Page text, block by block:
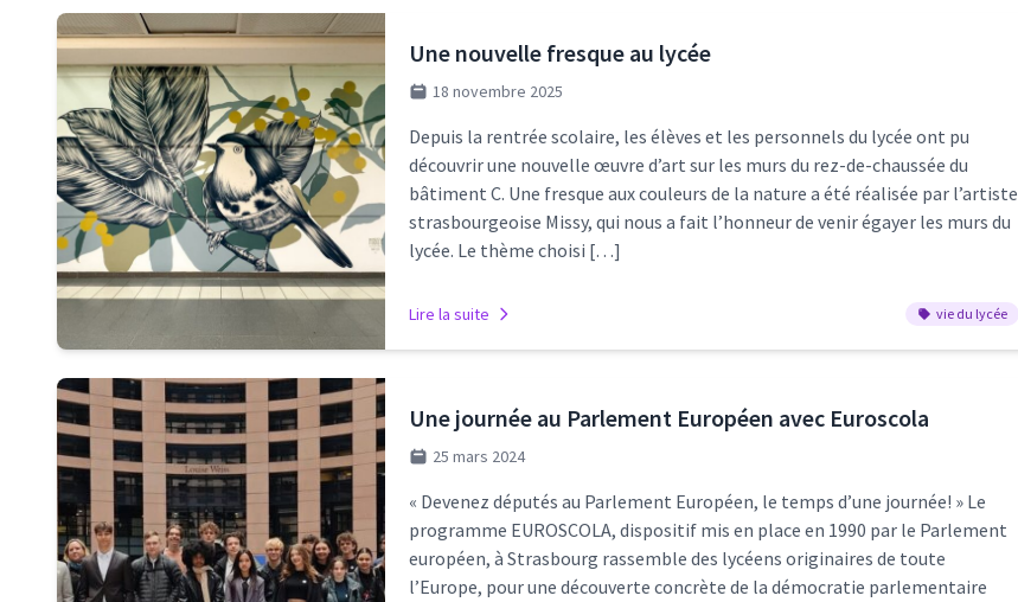
Une nouvelle fresque au lycée
18 novembre 2025
Depuis la rentrée scolaire, les élèves et les personnels du lycée ont pu
découvrir une nouvelle œuvre d’art sur les murs du rez-de-chaussée du
bâtiment C. Une fresque aux couleurs de la nature a été réalisée par l’artiste
strasbourgeoise Missy, qui nous a fait l’honneur de venir égayer les murs du
lycée. Le thème choisi […]
Lire la suite vie du lycée
Une journée au Parlement Européen avec Euroscola
25 mars 2024
« Devenez députés au Parlement Européen, le temps d’une journée! » Le
programme EUROSCOLA, dispositif mis en place en 1990 par le Parlement
européen, à Strasbourg rassemble des lycéens originaires de toute
l’Europe, pour une découverte concrète de la démocratie parlementaire